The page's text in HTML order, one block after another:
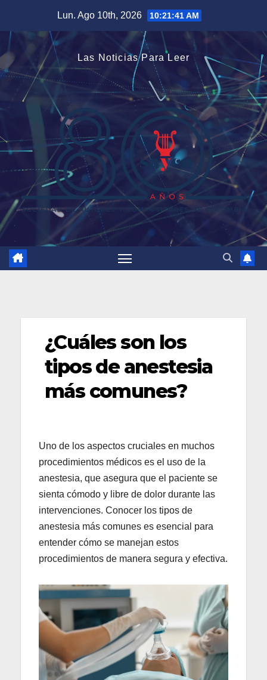
contenido
Lun. Ago 10th, 2026 10:21:42 AM
Las Noticias Para Leer
¿Cuáles son los
tipos de anestesia
más comunes?
Uno de los aspectos cruciales en muchos
procedimientos médicos es el uso de la
anestesia, que asegura que el paciente se
sienta cómodo y libre de dolor durante las
intervenciones. Conocer los tipos de
anestesia más comunes es esencial para
entender cómo se manejan estos
procedimientos de manera segura y efectiva.